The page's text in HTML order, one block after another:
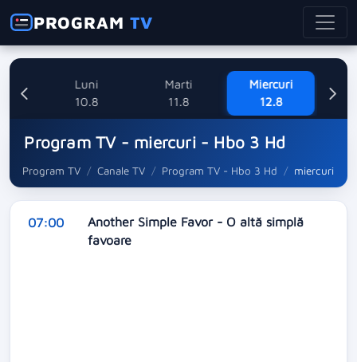
PROGRAMTV
Luni
10.8
Marti
11.8
Miercuri
12.8
Program TV - miercuri - Hbo 3 Hd
Program TV Canale TV Program TV - Hbo 3 Hd miercuri
07:00
Another Simple Favor - O altă simplă
favoare